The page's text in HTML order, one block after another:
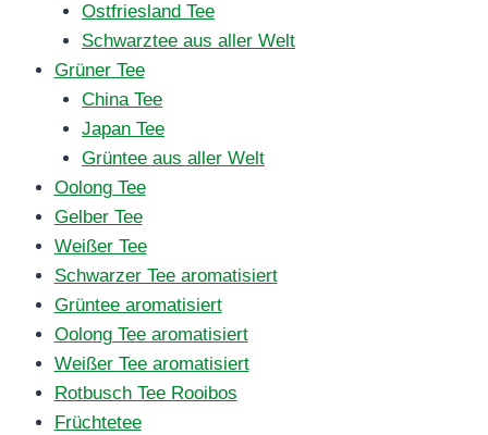
Ostfriesland Tee
Schwarztee aus aller Welt
Grüner Tee
China Tee
Japan Tee
Grüntee aus aller Welt
Oolong Tee
Gelber Tee
Weißer Tee
Schwarzer Tee aromatisiert
Grüntee aromatisiert
Oolong Tee aromatisiert
Weißer Tee aromatisiert
Rotbusch Tee Rooibos
Früchtetee